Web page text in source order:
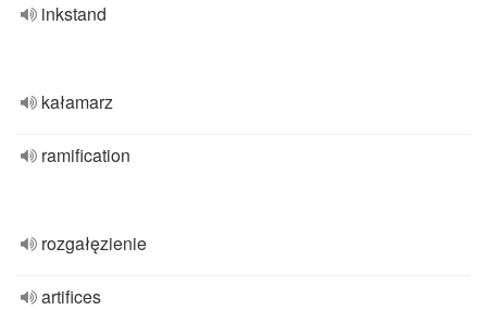
inkstand
kałamarz
ramification
rozgałęzienie
artifices